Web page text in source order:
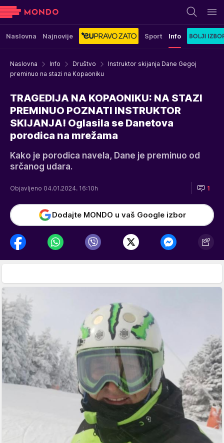
Naslovna Najnovije Sport Info
Naslovna Info Društvo
Instruktor skijanja Dane Gegoj
preminuo na stazi na Kopaoniku
TRAGEDIJA NA KOPAONIKU: NA STAZI
PREMINUO POZNATI INSTRUKTOR
SKIJANJA! Oglasila se Danetova
porodica na mrežama
Kako je porodica navela, Dane je preminuo od
srčanog udara.
Objavljeno 04.01.2024. 16:10h 1
Dodajte MONDO u vaš Google izbor